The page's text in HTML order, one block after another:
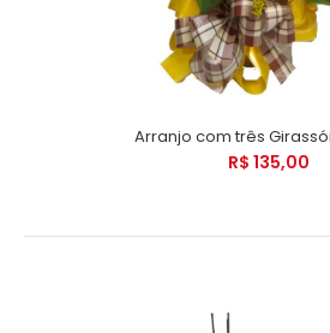
Arranjo com três
R$ 135,00